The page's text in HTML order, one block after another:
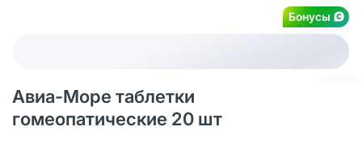
Бонусы
Авиа-Море таблетки
гомеопатические 20 шт